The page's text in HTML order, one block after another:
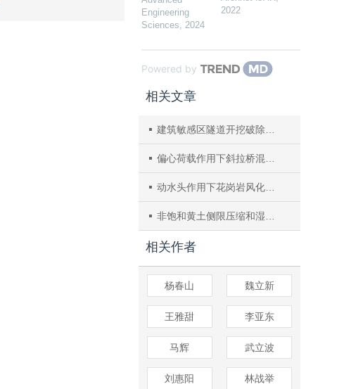
Engineering
Sciences, 2024
2022
Powered by
相关文章
建筑敏感区隧道开挖破除抗滑桩扰动试验研究与数值分析
偏心荷载作用下斜拉桥混合塔结合段受力性能及传力机理研究
动水头作用下花岗岩风化土内部侵蚀试验研究
非饱和黄土侧限压缩和湿陷试验的宏微观离散元特性分析
相关作者
杨春山 魏立新
王雅甜 李亚东
马辉 武立波
刘惠阳 林战举